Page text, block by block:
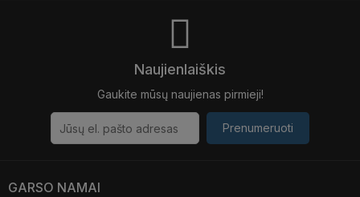
Naujienlaiškis
Gaukite mūsų naujienas pirmieji!
Prenumeruoti
GARSO NAMAI